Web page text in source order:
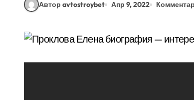
Автор avtostroybet Апр 9, 2022